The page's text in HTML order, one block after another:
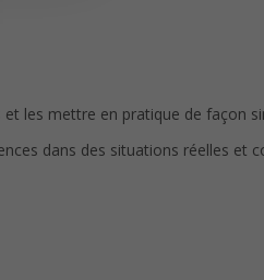
les mettre en pratique de façon
dans des situations réelles et